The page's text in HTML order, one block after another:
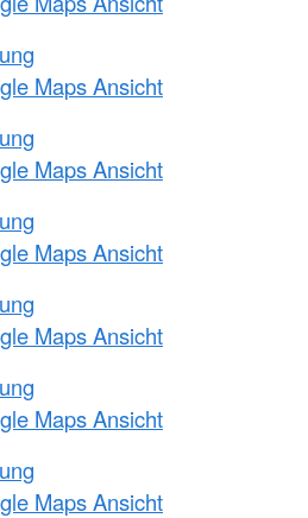
Maps Ansicht
Maps Ansicht
Maps Ansicht
Maps Ansicht
Maps Ansicht
Maps Ansicht